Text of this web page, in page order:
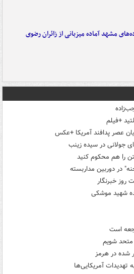
مشهد آماده میزبانی از زائران رضوی
+فیلم
جولانی در سیده زینب
را هم محکوم کنید
روز خبرنگار
شهید موشکی
است
متحد شویم
شده در هرمز
تهدیدات آمریکایی‌ها